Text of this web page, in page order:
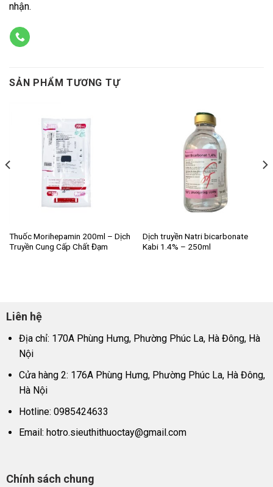
nhận.
SẢN PHẨM TƯƠNG TỰ
Thuốc Morihepamin 200ml – Dịch
Truyền Cung Cấp Chất Đạm
Dịch truyền Natri bicarbonate
Kabi 1.4% – 250ml
Liên hệ
Địa chỉ: 170A Phùng Hưng, Phường Phúc La, Hà Đông, Hà
Nội
Cửa hàng 2: 176A Phùng Hưng, Phường Phúc La, Hà Đông,
Hà Nội
Hotline: 0985424633
Email: hotro.sieuthithuoctay@gmail.com
Chính sách chung